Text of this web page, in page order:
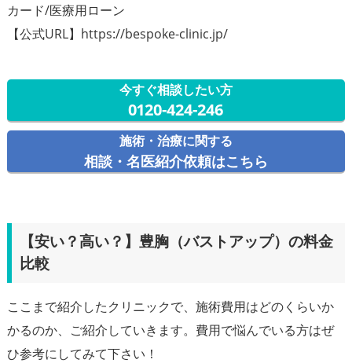
カード/医療用ローン
【公式URL】https://bespoke-clinic.jp/
今すぐ相談したい方
0120-424-246
施術・治療に関する
相談・名医紹介依頼はこちら
【安い？高い？】豊胸（バストアップ）の料金
比較
ここまで紹介したクリニックで、施術費用はどのくらいか
かるのか、ご紹介していきます。費用で悩んでいる方はぜ
ひ参考にしてみて下さい！